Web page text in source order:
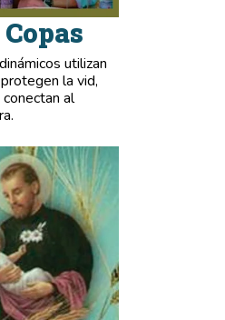
utilizan
la vid,
al